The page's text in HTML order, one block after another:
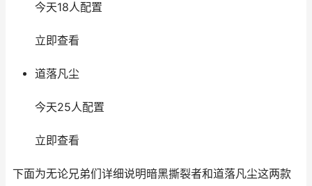
今天18人配置
立即查看
道落凡尘
今天25人配置
立即查看
下面为无论兄弟们详细说明暗黑撕裂者和道落凡尘这两款